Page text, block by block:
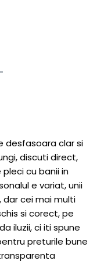
desfasoara clar si
discuti direct,
cu banii in
e variat, unii
cei mai multi
si corect, pe
iluzii, ci iti spune
preturile bune